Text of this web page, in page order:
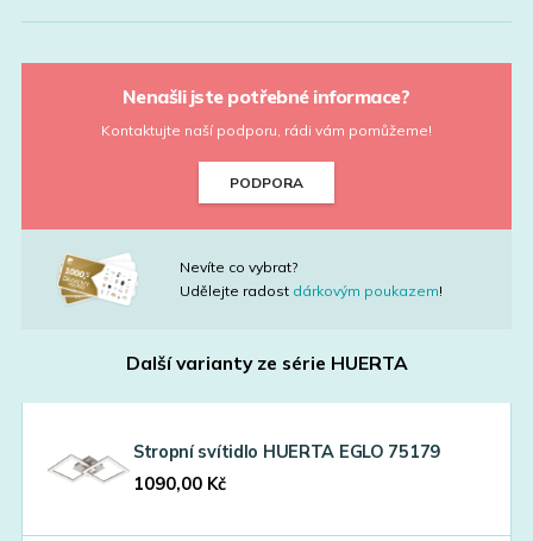
Nenašli jste potřebné informace?
Kontaktujte naší podporu, rádi vám pomůžeme!
PODPORA
Nevíte co vybrat?
Udělejte radost dárkovým poukazem!
Další varianty ze série HUERTA
Stropní svítidlo HUERTA EGLO 75179
1090,00 Kč